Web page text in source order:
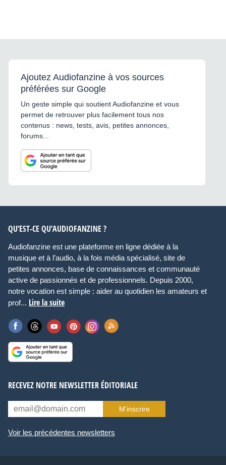
Ajoutez Audiofanzine à vos sources
préférées sur Google
Un geste simple qui soutient Audiofanzine et vous
permet de retrouver plus facilement tous nos
contenus : news, tests, avis, petites annonces,
forums...
QU’EST-CE QU’AUDIOFANZINE ?
Audiofanzine est une plateforme en ligne dédiée à la
musique et à l’audio, à la fois média spécialisé, site de
petites annonces, base de connaissances et communauté
active de passionnés et de professionnels. Depuis 2000,
notre vocation est simple : aider au quotidien les amateurs et
prof... Lire la suite
RECEVEZ NOTRE NEWSLETTER ÉDITORIALE
M’inscrire
Voir les précédentes newsletters